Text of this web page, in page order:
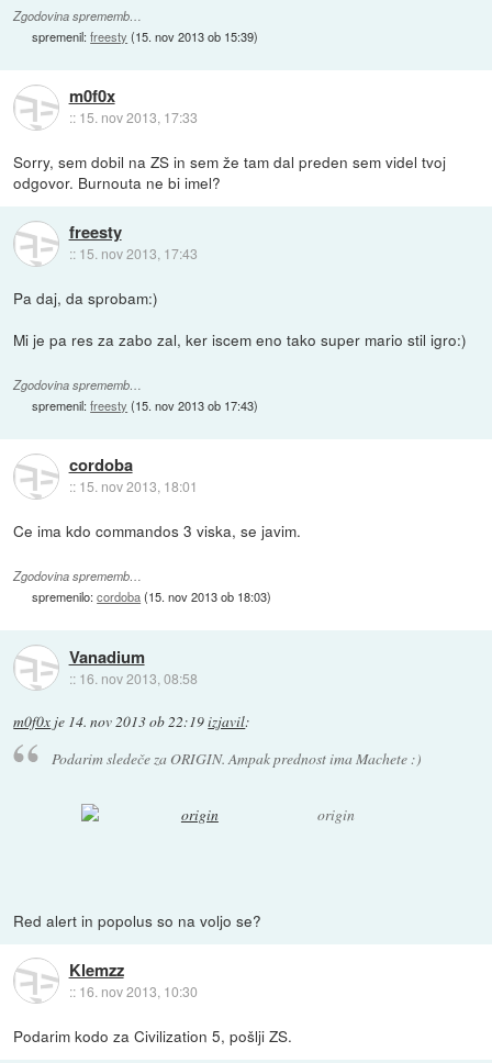
Zgodovina sprememb…
spremenil:freesty (15. nov 2013 ob 15:39)
m0f0x
:: 15. nov 2013, 17:33
Sorry, sem dobil na ZS in sem že tam dal preden sem videl tvoj
odgovor. Burnouta ne bi imel?
freesty
:: 15. nov 2013, 17:43
Pa daj, da sprobam:)
Mi je pa res za zabo zal, ker iscem eno tako super mario stil igro:)
Zgodovina sprememb…
spremenil:freesty (15. nov 2013 ob 17:43)
cordoba
:: 15. nov 2013, 18:01
Ce ima kdo commandos 3 viska, se javim.
Zgodovina sprememb…
spremenilo:cordoba(15. nov 2013 ob 18:03)
Vanadium
:: 16. nov 2013, 08:58
m0f0x je 14. nov 2013 ob 22:19izjavil:
Podarim sledeče za ORIGIN. Ampak prednost ima Machete :)
origin
Red alert in popolus so na voljo se?
Klemzz
:: 16. nov 2013, 10:30
Podarim kodo za Civilization 5, pošlji ZS.